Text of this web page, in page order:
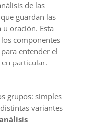
de las
guardan las
oración. Esta
componentes
entender el
particular.
grupos: simples
variantes
análisis